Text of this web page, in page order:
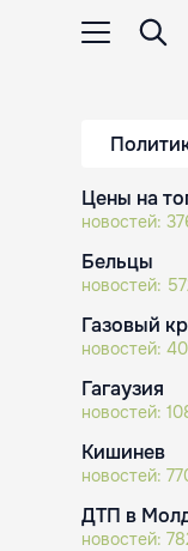
Цены на
новостей:
Бельцы
новостей:
Газовый
новостей:
Гагаузия
новостей:
Кишинев
новостей:
ДТП в
новостей: